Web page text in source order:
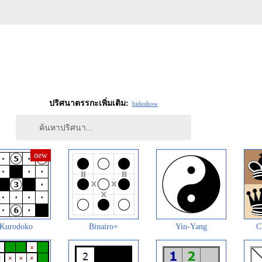
ปริศนาตรรกะเพิ่มเติม: hideshow
Binairo+ Yin-Yang